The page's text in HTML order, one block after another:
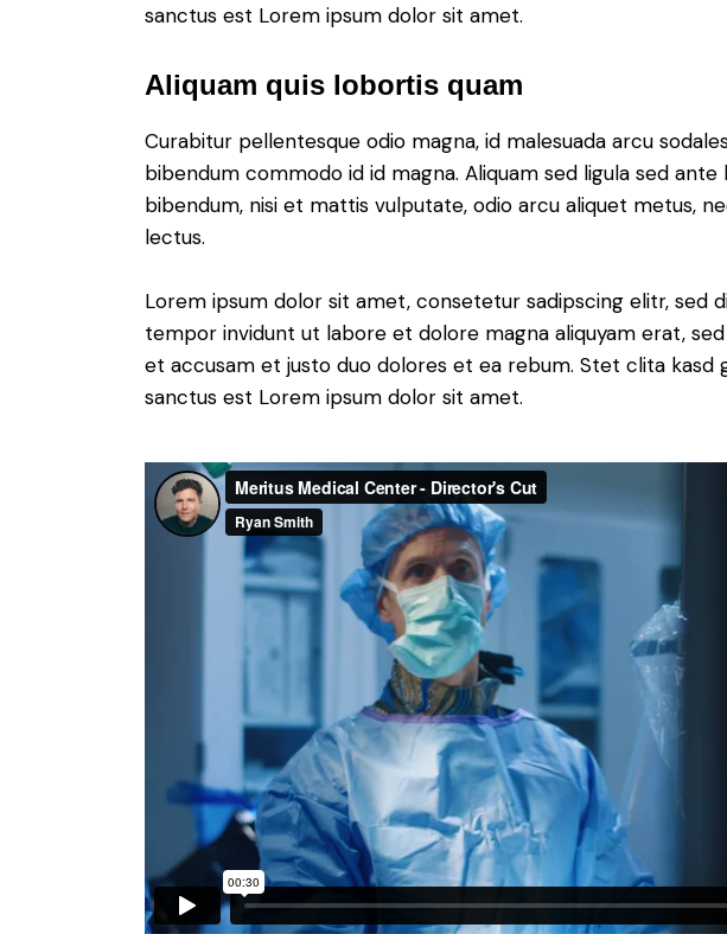
sanctus est Lorem ipsum dolor sit amet.
Aliquam quis lobortis quam
Curabitur pellentesque odio magna, id malesuada arcu
bibendum commodo id id magna. Aliquam sed ligula sed
bibendum, nisi et mattis vulputate, odio arcu aliquet metus,
lectus.
Lorem ipsum dolor sit amet, consetetur sadipscing elitr, sed
tempor invidunt ut labore et dolore magna aliquyam erat,
et accusam et justo duo dolores et ea rebum. Stet clita kasd
sanctus est Lorem ipsum dolor sit amet.